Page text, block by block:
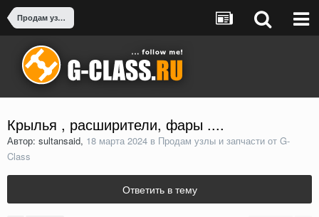
Продам узлы и запчасти от G-Class
Крылья , расширители, фары ....
Автор: sultansaid, 18 марта 2024 в Продам узлы и запчасти от G-
Class
Ответить в тему